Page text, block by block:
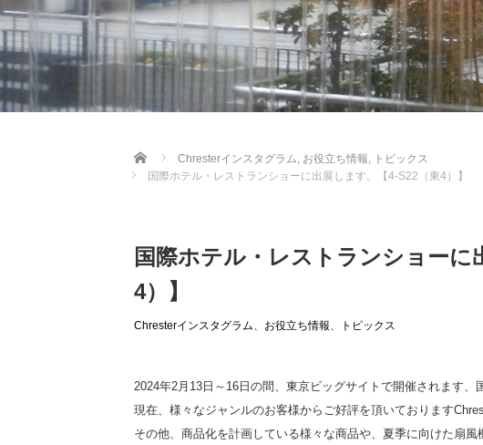
Home Chresterインスタグラム, お役立ち情報, トピックス
国際ホテル・レストランショーに出展します。【4-S22（東4）】
国際ホテル・レストランショーに
4）】
Chresterインスタグラム、 お役立ち情報、 トピックス
2024年2月13日～16日の間、東京ビッグサイトで開催されます、
現在、様々なジャンルのお客様からご好評を頂いております
その他、商品化を計画している様々な商品や、夏季に向けた扇風